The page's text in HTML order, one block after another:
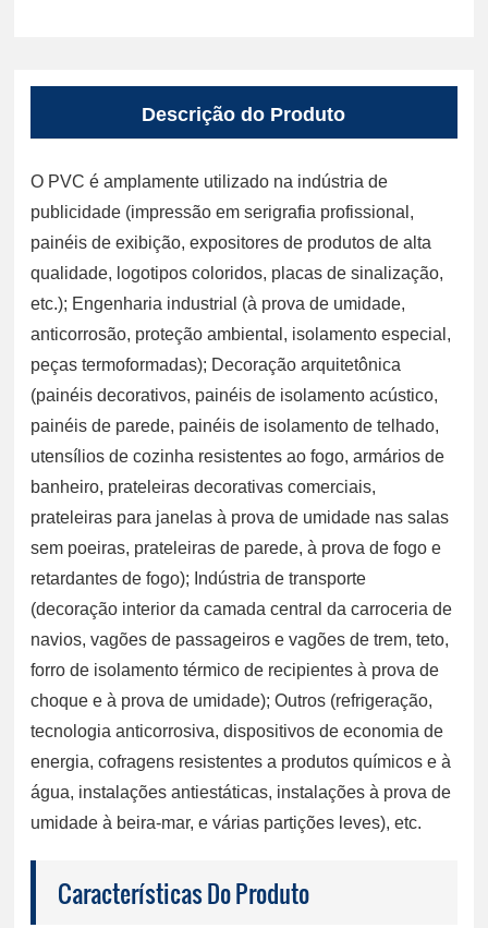
Descrição do Produto
O PVC é amplamente utilizado na indústria de
publicidade (impressão em serigrafia profissional,
painéis de exibição, expositores de produtos de alta
qualidade, logotipos coloridos, placas de sinalização,
etc.); Engenharia industrial (à prova de umidade,
anticorrosão, proteção ambiental, isolamento especial,
peças termoformadas); Decoração arquitetônica
(painéis decorativos, painéis de isolamento acústico,
painéis de parede, painéis de isolamento de telhado,
utensílios de cozinha resistentes ao fogo, armários de
banheiro, prateleiras decorativas comerciais,
prateleiras para janelas à prova de umidade nas salas
sem poeiras, prateleiras de parede, à prova de fogo e
retardantes de fogo); Indústria de transporte
(decoração interior da camada central da carroceria de
navios, vagões de passageiros e vagões de trem, teto,
forro de isolamento térmico de recipientes à prova de
choque e à prova de umidade); Outros (refrigeração,
tecnologia anticorrosiva, dispositivos de economia de
energia, cofragens resistentes a produtos químicos e à
água, instalações antiestáticas, instalações à prova de
umidade à beira-mar, e várias partições leves), etc.
Características Do Produto